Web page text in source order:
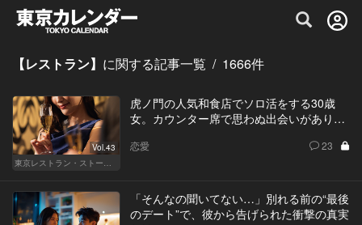
グルメ情報・プレミアムレストラン予約
【レストラン】 に関する記事一覧 / 1666件
Vol.43
東京レストラン・ストーリー
虎ノ門の人気和食店でソロ活をする30歳
女。カウンター席で思わぬ出会いがあり…
恋愛 23
「そんなの聞いてない…」別れる前の“最後
のデート”で、彼から告げられた衝撃の真実